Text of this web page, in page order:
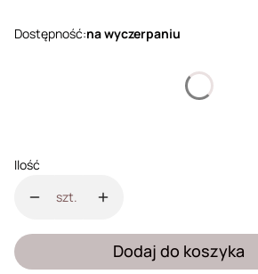
Dostępność:na wyczerpaniu
Poszczególne warianty mogą różnić się ceną
Ilość
szt.
Dodaj do koszyka